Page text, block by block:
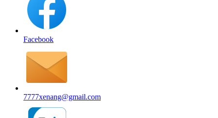
Facebook
7777xenang@gmail.com